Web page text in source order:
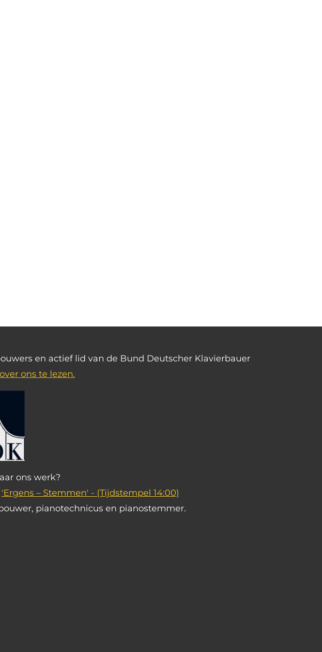
en actief lid van de Bund Deutscher Klavierbauer
ons te lezen.
ons werk?
'Ergens – Stemmen' - (Tijdstempel 14:00)
pianotechnicus en pianostemmer.